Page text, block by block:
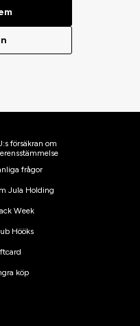
försäkran om
frågor
Jula Holding
Week
Hööks
köp